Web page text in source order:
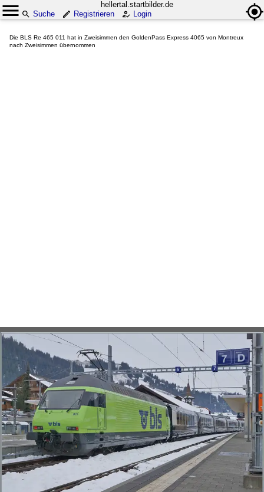
hellertal.startbilder.de
Suche
Registrieren Login
Die BLS Re 465 011 hat in Zweisimmen den GoldenPass Express 4065 von Montreux
nach Zweisimmen übernommen